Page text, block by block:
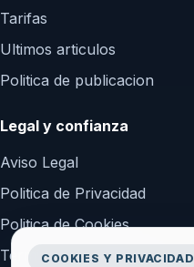
Tarifas
Ultimos articulos
Politica de publicacion
Legal y confianza
Aviso Legal
Politica de Privacidad
Politica de Cookies
Terminos y Condiciones
COOKIES Y PRIVACIDAD